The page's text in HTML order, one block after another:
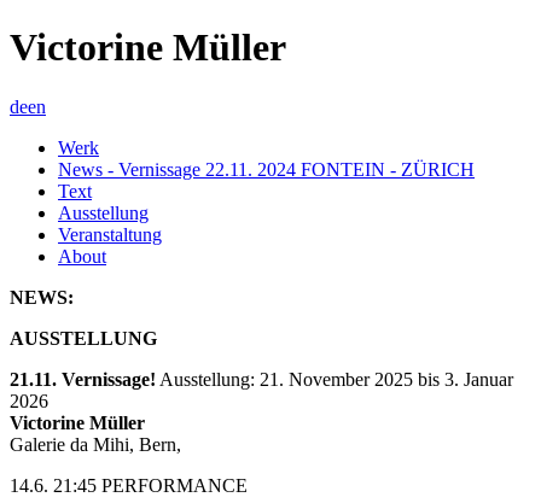
Victorine Müller
deen
Werk
News - Vernissage 22.11. 2024 FONTEIN - ZÜRICH
Text
Ausstellung
Veranstaltung
About
NEWS:
AUSSTELLUNG
21.11. Vernissage! Ausstellung: 21. November 2025 bis 3. Januar
2026
Victorine Müller
Galerie da Mihi, Bern,
14.6. 21:45 PERFORMANCE